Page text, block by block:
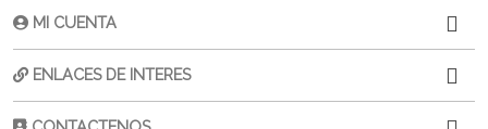
MI CUENTA
ENLACES DE INTERES